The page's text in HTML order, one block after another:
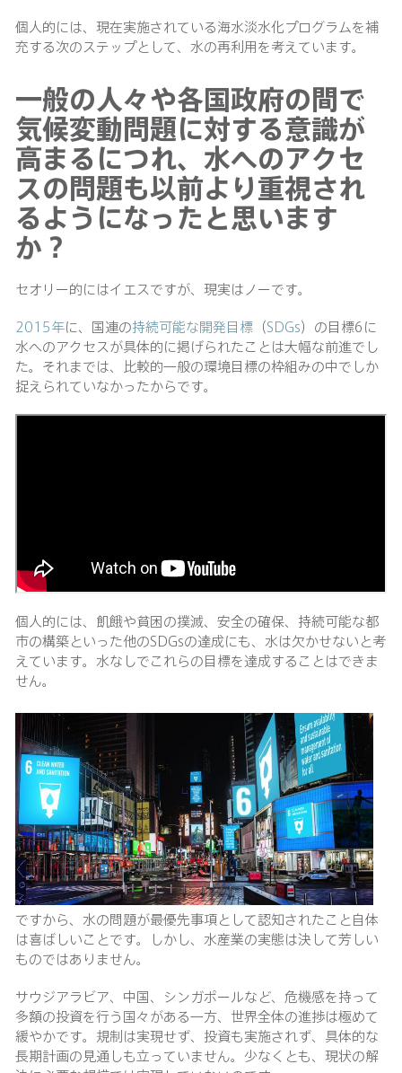
個人的には、現在実施されている海水淡水化プログラムを補
充する次のステップとして、水の再利用を考えています。
一般の人々や各国政府の間で
気候変動問題に対する意識が
高まるにつれ、水へのアクセ
スの問題も以前より重視され
るようになったと思います
か？
セオリー的にはイエスですが、現実はノーです。
2015年に、国連の持続可能な開発目標 （SDGs）の目標6に
水へのアクセスが具体的に掲げられたことは大幅な前進でし
た。それまでは、比較的一般の環境目標の枠組みの中でしか
捉えられていなかったからです。
個人的には、飢餓や貧困の撲滅、安全の確保、持続可能な都
市の構築といった他のSDGsの達成にも、水は欠かせないと考
えています。水なしでこれらの目標を達成することはできま
せん。
ですから、水の問題が最優先事項として認知されたこと自体
は喜ばしいことです。しかし、水産業の実態は決して芳しい
ものではありません。
サウジアラビア、中国、シンガポールなど、危機感を持って
多額の投資を行う国々がある一方、世界全体の進捗は極めて
緩やかです。規制は実現せず、投資も実施されず、具体的な
長期計画の見通しも立っていません。少なくとも、現状の解